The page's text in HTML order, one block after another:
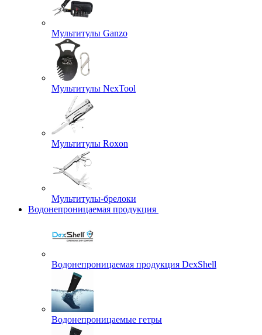
Мультитулы Ganzo
Мультитулы NexTool
Мультитулы Roxon
Мультитулы-брелоки
Водонепроницаемая продукция
Водонепроницаемая продукция DexShell
Водонепроницаемые гетры